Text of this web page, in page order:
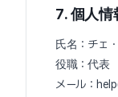
7. 個人情
氏名：チェ
役職：代表
メール：